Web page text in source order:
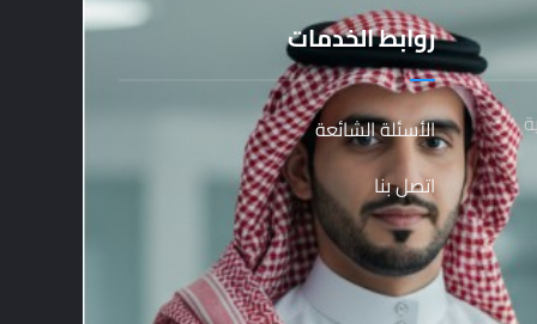
روابط الخدمات
الأسئلة الشائعة
اتصل بنا